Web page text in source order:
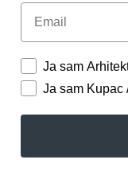
Email
Ja sam
Ja sam Kupac